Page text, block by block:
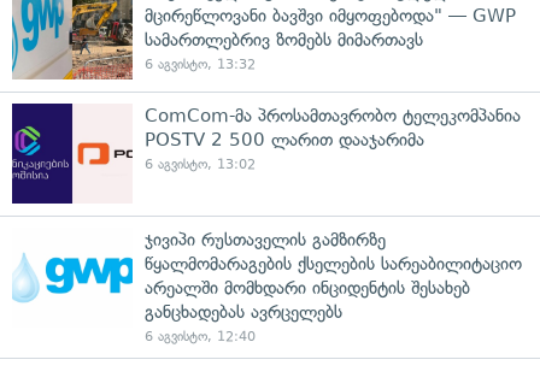
მცირეწლოვანი ბავშვი იმყოფებოდა" — GWP
სამართლებრივ ზომებს მიმართავს
6 აგვისტო, 13:32
ComCom-მა პროსამთავრობო ტელეკომპანია
POSTV 2 500 ლარით დააჯარიმა
6 აგვისტო, 13:02
ჯივიპი რუსთაველის გამზირზე
წყალმომარაგების ქსელების სარეაბილიტაციო
არეალში მომხდარი ინციდენტის შესახებ
განცხადებას ავრცელებს
6 აგვისტო, 12:40